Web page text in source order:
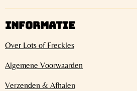
INFORMATIE
Over Lots of Freckles
Algemene Voorwaarden
Verzenden & Afhalen